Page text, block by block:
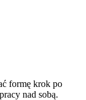
formę krok po
nad sobą.